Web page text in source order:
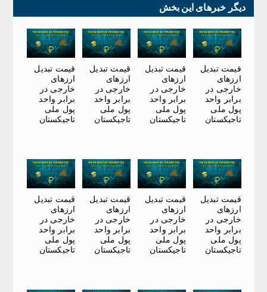
دیگر خبرهای این بخش
قیمت تبدیل
ارزهای
خارجی در
برابر واحد
پول ملی
تاجیکستان
قیمت تبدیل
ارزهای
خارجی در
برابر واحد
پول ملی
تاجیکستان
قیمت تبدیل
ارزهای
خارجی در
برابر واحد
پول ملی
تاجیکستان
قیمت تبدیل
ارزهای
خارجی در
برابر واحد
پول ملی
تاجیکستان
قیمت تبدیل
ارزهای
خارجی در
برابر واحد
پول ملی
تاجیکستان
قیمت تبدیل
ارزهای
خارجی در
برابر واحد
پول ملی
تاجیکستان
قیمت تبدیل
ارزهای
خارجی در
برابر واحد
پول ملی
تاجیکستان
قیمت تبدیل
ارزهای
خارجی در
برابر واحد
پول ملی
تاجیکستان